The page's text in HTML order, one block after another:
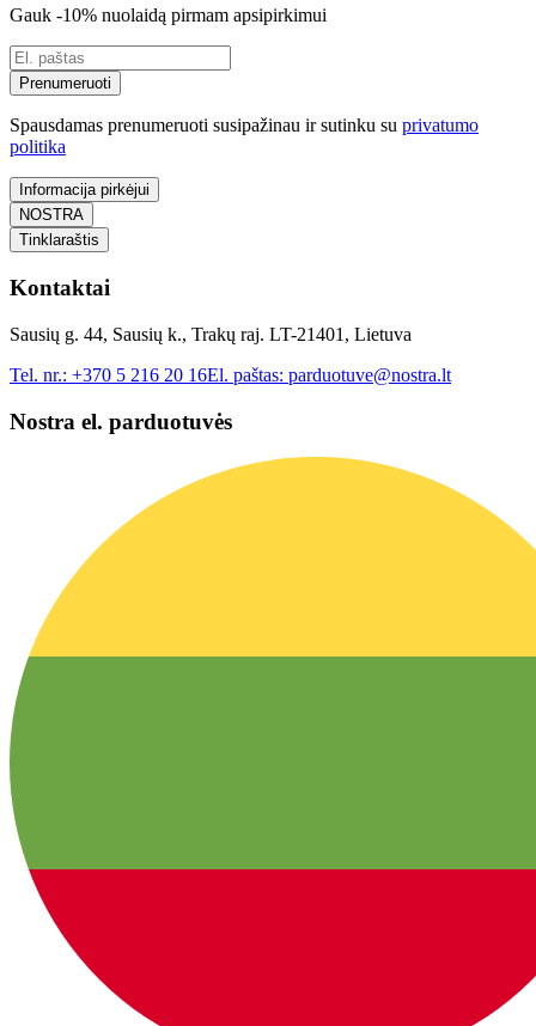
Gauk -10% nuolaidą pirmam apsipirkimui
Prenumeruoti
Spausdamas prenumeruoti susipažinau ir sutinku su privatumo
politika
Informacija pirkėjui
NOSTRA
Tinklaraštis
Kontaktai
Sausių g. 44, Sausių k., Trakų raj. LT-21401, Lietuva
Tel. nr.: +370 5 216 20 16El. paštas: parduotuve@nostra.lt
Nostra el. parduotuvės